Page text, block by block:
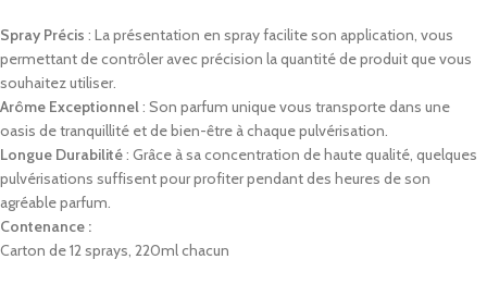
Spray Précis : La présentation en spray facilite son application, vous
permettant de contrôler avec précision la quantité de produit que vous
souhaitez utiliser.
Arôme Exceptionnel : Son parfum unique vous transporte dans une
oasis de tranquillité et de bien-être à chaque pulvérisation.
Longue Durabilité: Grâce à sa concentration de haute qualité, quelques
pulvérisations suffisent pour profiter pendant des heures de son
agréable parfum.
Contenance :
Carton de 12 sprays, 220ml chacun